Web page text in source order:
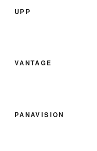
UPP
VANTAGE
PANAVISION